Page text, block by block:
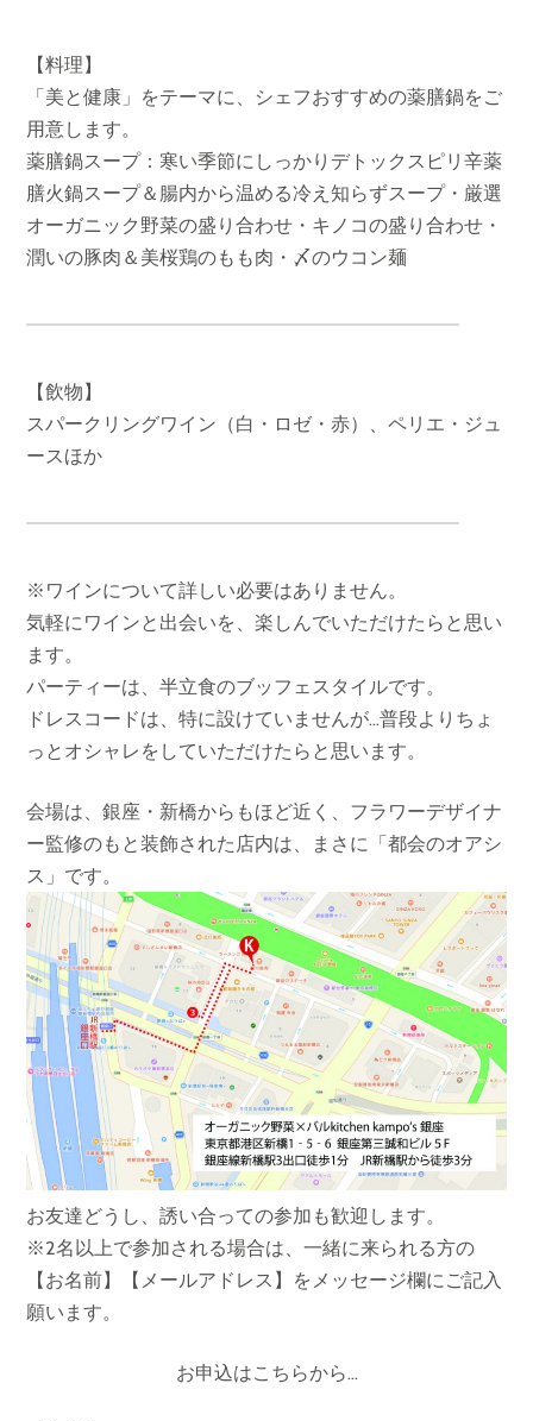
【料理】
「美と健康」をテーマに、シェフおすすめの薬膳鍋をご
用意します。
薬膳鍋スープ：寒い季節にしっかりデトックスピリ辛薬
膳火鍋スープ＆腸内から温める冷え知らずスープ・厳選
オーガニック野菜の盛り合わせ・キノコの盛り合わせ・
潤いの豚肉＆美桜鶏のもも肉・〆のウコン麺
【飲物】
スパークリングワイン（白・ロゼ・赤）、ペリエ・ジュ
ースほか
※ワインについて詳しい必要はありません。
気軽にワインと出会いを、楽しんでいただけたらと思い
ます。
パーティーは、半立食のブッフェスタイルです。
ドレスコードは、特に設けていませんが…普段よりちょ
っとオシャレをしていただけたらと思います。
会場は、銀座・新橋からもほど近く、フラワーデザイナ
ー監修のもと装飾された店内は、まさに「都会のオアシ
ス」です。
お友達どうし、誘い合っての参加も歓迎します。
※2名以上で参加される場合は、一緒に来られる方の
【お名前】【メールアドレス】をメッセージ欄にご記入
願います。
お申込はこちらから…